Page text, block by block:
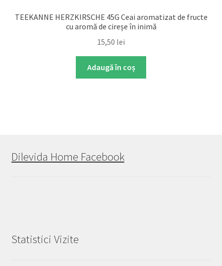
TEEKANNE HERZKIRSCHE 45G Ceai aromatizat de fructe
cu aromă de cireșe în inimă
15,50 lei
Adaugă în coș
Dilevida Home Facebook
Statistici Vizite